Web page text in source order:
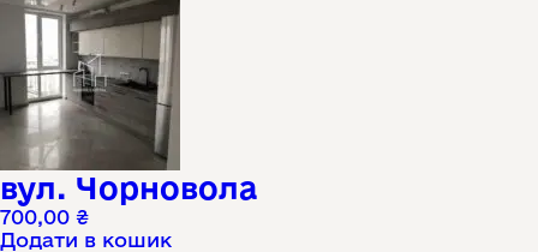
вул. Чорновола
700,00 ₴
Додати в кошик